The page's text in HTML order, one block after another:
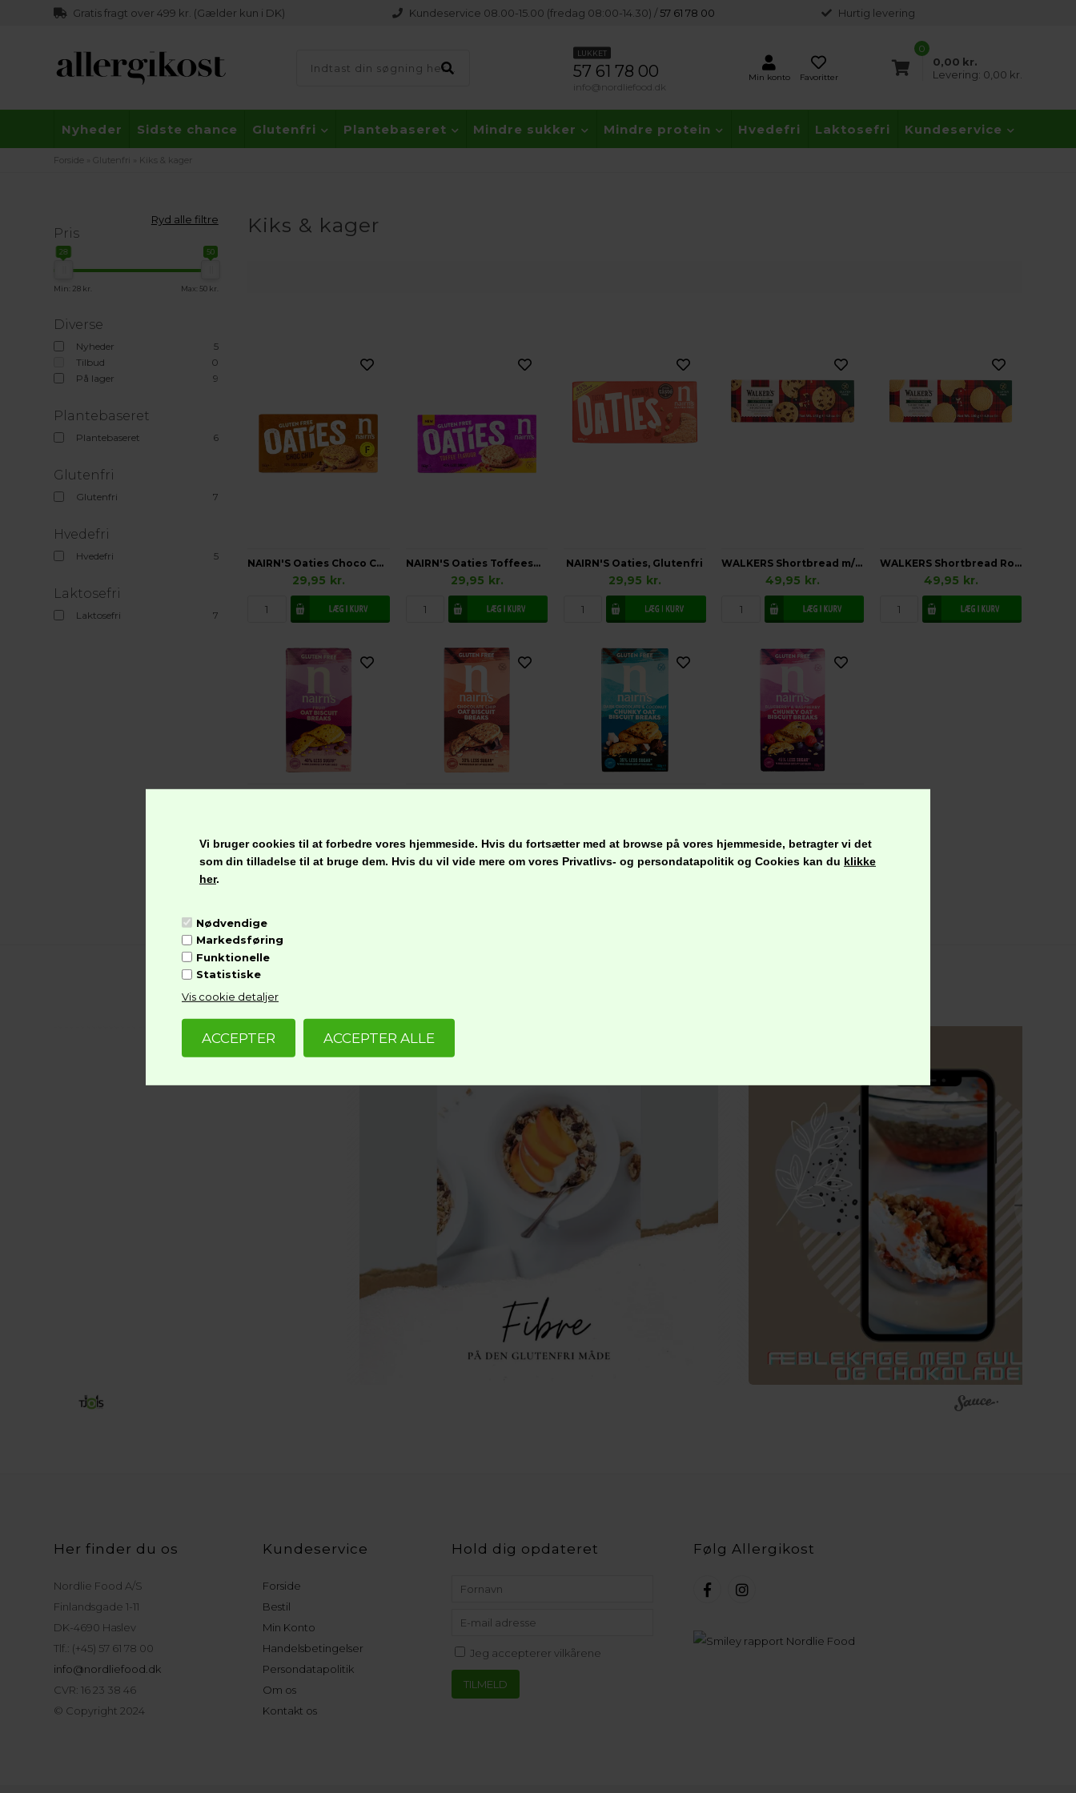
Vi bruger cookies til at forbedre vores hjemmeside. Hvis du fortsætter med at browse på vores hjemmeside, betragter vi det
som din tilladelse til at bruge dem. Hvis du vil vide mere om vores Privatlivs- og persondatapolitik og Cookies kan du klikke
her.
Nødvendige
Markedsføring
Funktionelle
Statistiske
Vis cookie detaljer
Gratis fragt over 499 kr. (Gælder kun i DK) Kundeservice 08.00-15.00 (fredag 08:00-14.30) / 57 61 78 00 Hurtig levering
LUKKET
57 61 78 00
info@nordliefood.dk
Favoritter
Min konto
0
0,00 kr.
Levering: 0,00 kr.
Nyheder Sidste chance Glutenfri Plantebaseret Mindre sukker Mindre protein Hvedefri Laktosefri Kundeservice
Forside »Glutenfri Kiks & kager
Ryd alle filtre
Pris
28 50
Min: 28 kr. Max: 50 kr.
Diverse
Nyheder
5
Tilbud
0
På lager
9
Plantebaseret
Plantebaseret 6
Glutenfri
Glutenfri 7
Hvedefri
Hvedefri 5
Laktosefri
Laktosefri 7
Kiks & kager
NAIRN'S Oaties Choco Chip, Vegetarisk Glutenfri
29,95 kr.
NAIRN'S Oaties Toffeesmag, Vegetarisk Glutenfri
29,95 kr.
NAIRN'S Oaties, Glutenfri
29,95 kr.
WALKERS Shortbread m/Chokoladestykker Glutenfri
49,95 kr.
WALKERS Shortbread Rounds 31% Smør Glutenfri
49,95 kr.
Her finder du os
Nordlie Food A/S
Finlandsgade 1-11
DK-4690 Haslev
Tlf.: (+45) 57 61 78 00
info@nordliefood.dk
CVR: 16 23 38 46
© Copyright 2024
Kundeservice
Forside
Bestil
Min Konto
Handelsbetingelser
Persondatapolitik
Om os
Kontakt os
Hold dig opdateret
Jeg accepterer vilkårene
Følg Allergikost